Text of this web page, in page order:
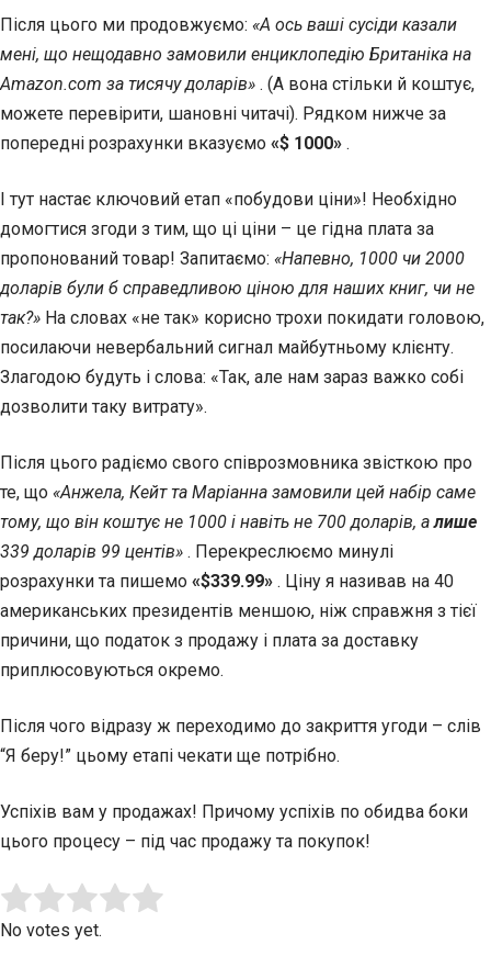
Після цього ми продовжуємо: «А ось ваші сусіди казали
мені, що нещодавно замовили енциклопедію Британіка на
Amazon.com за тисячу доларів» . (А вона стільки й коштує,
можете перевірити, шановні читачі). Рядком нижче за
попередні розрахунки вказуємо «$ 1000» .
І тут настає ключовий етап «побудови ціни»! Необхідно
домогтися згоди з тим, що ці ціни – це гідна плата за
пропонований товар! Запитаємо: «Напевно, 1000 чи 2000
доларів були б справедливою ціною для наших книг, чи не
так?» На словах «не так» корисно трохи покидати головою,
посилаючи невербальний сигнал майбутньому клієнту.
Злагодою будуть і слова: «Так, але нам зараз важко собі
дозволити таку витрату».
Після цього радіємо свого співрозмовника звісткою про
те, що «Анжела, Кейт та Маріанна замовили цей набір саме
тому, що він коштує не 1000 і навіть не 700 доларів, алише
339 доларів 99 центів» . Перекреслюємо минулі
розрахунки та пишемо «$339.99» . Ціну я називав на 40
американських президентів меншою, ніж справжня з тієї
причини, що податок з продажу і плата за доставку
приплюсовуються окремо.
Після чого відразу ж переходимо до закриття угоди – слів
“Я беру!” цьому етапі чекати ще потрібно.
Успіхів вам у продажах! Причому успіхів по обидва боки
цього процесу – під час продажу та покупок!
Rate this item:
No votes yet.